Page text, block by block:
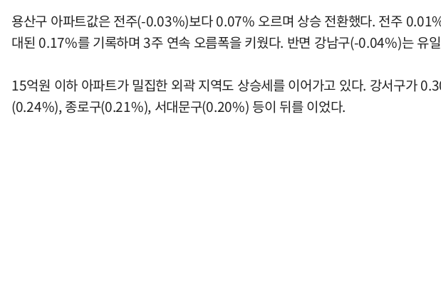
용산구 아파트값은 전주(-0.03%)보다 0.07% 오르며 상승 전환했다. 전주
대된 0.17%를 기록하며 3주 연속 오름폭을 키웠다. 반면 강남구(-0.04%)는 유
15억원 이하 아파트가 밀집한 외곽 지역도 상승세를 이어가고 있다. 강서구가
(0.24%), 종로구(0.21%), 서대문구(0.20%) 등이 뒤를 이었다.